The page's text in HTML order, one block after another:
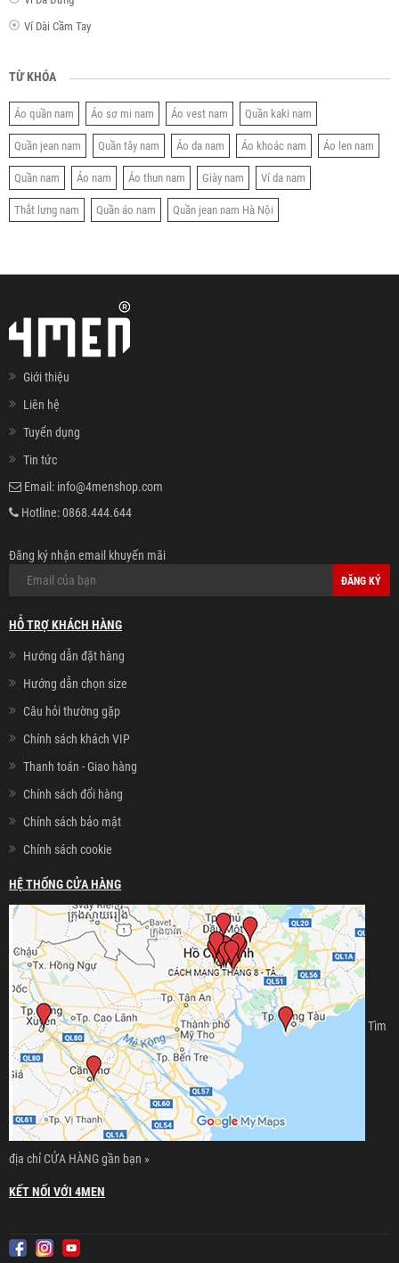
Ví Dài Cầm Tay
TỪ KHÓA
Áo quần nam Áo sơ mi nam Áo vest nam Quần kaki nam
Quần jean nam Quần tây nam Áo da nam Áo khoác nam Áo len nam
Quần nam Áo nam Áo thun nam Giày nam Ví da nam
Thắt lưng nam Quần áo nam Quần jean nam Hà Nội
Giới thiệu
Liên hệ
Tuyển dụng
Tin tức
Email: info@4menshop.com
Hotline:0868.444.644
Đăng ký nhận email khuyến mãi
ĐĂNG KÝ
HỖ TRỢ KHÁCH HÀNG
Hướng dẫn đặt hàng
Hướng dẫn chọn size
Câu hỏi thường gặp
Chính sách khách VIP
Thanh toán - Giao hàng
Chính sách đổi hàng
Chính sách bảo mật
Chính sách cookie
HỆ THỐNG CỬA HÀNG
Tìm
địa chỉ CỬA HÀNG gần bạn »
KẾT NỐI VỚI 4MEN